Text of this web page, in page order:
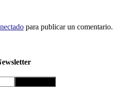
para publicar un comentario.